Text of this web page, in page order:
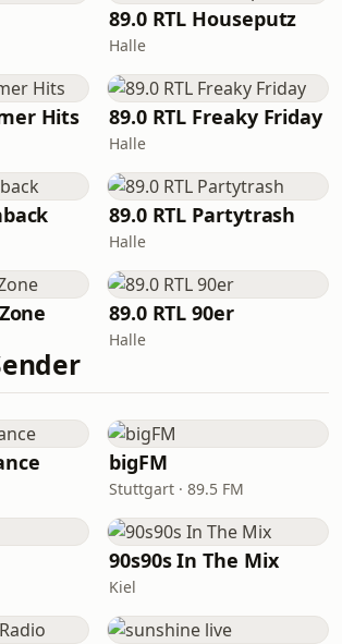
89.0 RTL Houseputz
Halle
Hits 89.0 RTL Freaky Friday
Halle
89.0 RTL Partytrash
Halle
89.0 RTL 90er
Halle
bigFM
Stuttgart · 89.5 FM
90s90s In The Mix
Kiel